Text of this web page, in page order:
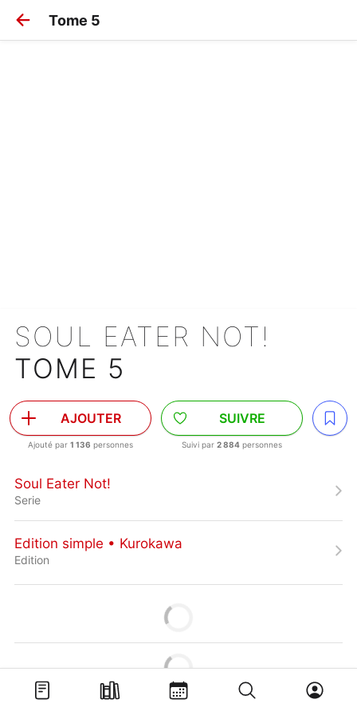
Tome 5
SOUL EATER NOT!
TOME 5
AJOUTER
Ajouté par 1 136 personnes
SUIVRE
Suivi par 2 884 personnes
Soul Eater Not!
Serie
Edition simple • Kurokawa
Edition